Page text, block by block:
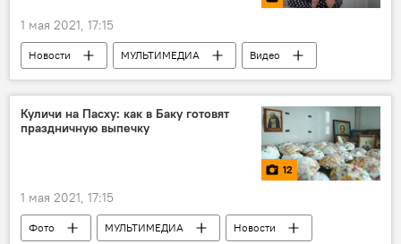
1 мая 2021, 17:15
Новости МУЛЬТИМЕДИА
Видео
Россия
Новости мира Политика
Куличи на Пасху: как в Баку готовят
праздничную выпечку
12
1 мая 2021, 17:15
Фото МУЛЬТИМЕДИА
Новости